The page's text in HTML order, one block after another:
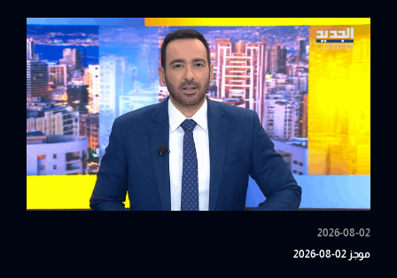
2026-08-02
موجز 02-08-2026